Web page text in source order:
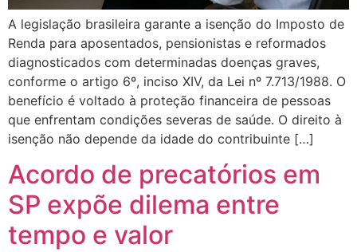
A legislação brasileira garante a isenção do Imposto de
Renda para aposentados, pensionistas e reformados
diagnosticados com determinadas doenças graves,
conforme o artigo 6º, inciso XIV, da Lei nº 7.713/1988. O
benefício é voltado à proteção financeira de pessoas
que enfrentam condições severas de saúde. O direito à
isenção não depende da idade do contribuinte […]
Acordo de precatórios em
SP expõe dilema entre
tempo e valor